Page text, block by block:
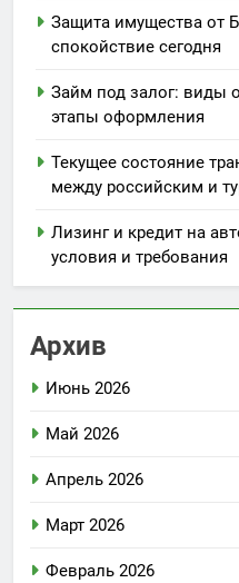
Защита имущества от
спокойствие сегодня
Займ под залог: виды
этапы оформления
Текущее состояние
между российским и
Лизинг и кредит на
условия и требования
Архив
Июнь 2026
Май 2026
Апрель 2026
Март 2026
Февраль 2026